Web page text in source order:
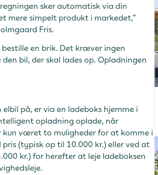
sker automatisk via din
mere simpelt produkt i markedet,”
Fris.
en brik. Det kræver ingen
bil, der skal lades op. Opladningen
på, er via en ladeboks hjemme i
opladning oplade, når
kun været to muligheder for at komme i
(typisk op til 10.000 kr.) eller ved at
kr.) for herefter at leje ladeboksen